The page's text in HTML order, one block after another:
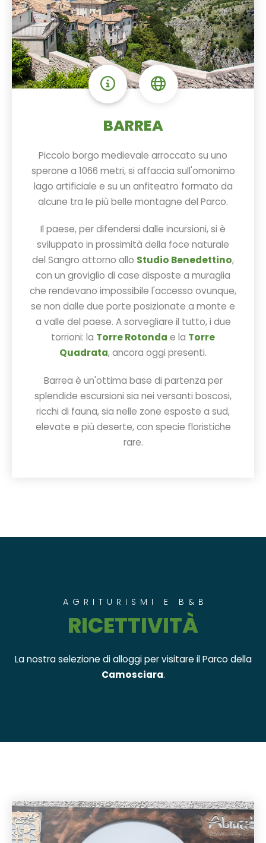
BARREA
Piccolo borgo medievale arroccato su uno
sperone a 1066 metri, si affaccia sull'omonimo
lago artificiale e su un anfiteatro formato da
alcune tra le più belle montagne del Parco.
Il paese, per difendersi dalle incursioni, si è
sviluppato in prossimità della foce naturale
del Sangro attorno allo Studio Benedettino,
con un groviglio di case disposte a muraglia
che rendevano impossibile l'accesso ovunque,
se non dalle due porte posizionate a monte e
a valle del paese. A sorvegliare il tutto, i due
torrioni: la Torre Rotonda e la Torre
Quadrata, ancora oggi presenti.
Barrea è un'ottima base di partenza per
splendide escursioni sia nei versanti boscosi,
ricchi di fauna, sia nelle zone esposte a sud,
elevate e più deserte, con specie floristiche
rare.
AGRITURISMI E B&B
RICETTIVITÀ
La nostra selezione di alloggi per visitare il Parco della
Camosciara.